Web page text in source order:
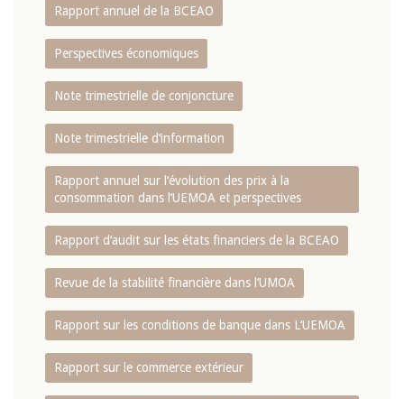
Rapport annuel de la BCEAO
Perspectives économiques
Note trimestrielle de conjoncture
Note trimestrielle d‘information
Rapport annuel sur l‘évolution des prix à la
consommation dans l‘UEMOA et perspectives
Rapport d‘audit sur les états financiers de la BCEAO
Revue de la stabilité financière dans l‘UMOA
Rapport sur les conditions de banque dans L‘UEMOA
Rapport sur le commerce extérieur